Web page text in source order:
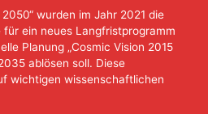
wurden im Jahr 2021 die
ein neues Langfristprogramm
Planung „Cosmic Vision 2015
ablösen soll. Diese
wichtigen wissenschaftlichen